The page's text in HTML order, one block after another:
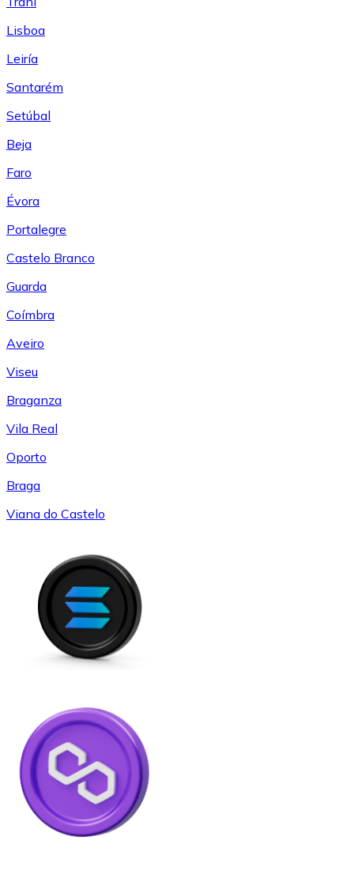
Lisboa
Leiría
Santarém
Setúbal
Beja
Faro
Évora
Portalegre
Castelo Branco
Guarda
Coímbra
Aveiro
Viseu
Braganza
Vila Real
Oporto
Braga
Viana do Castelo